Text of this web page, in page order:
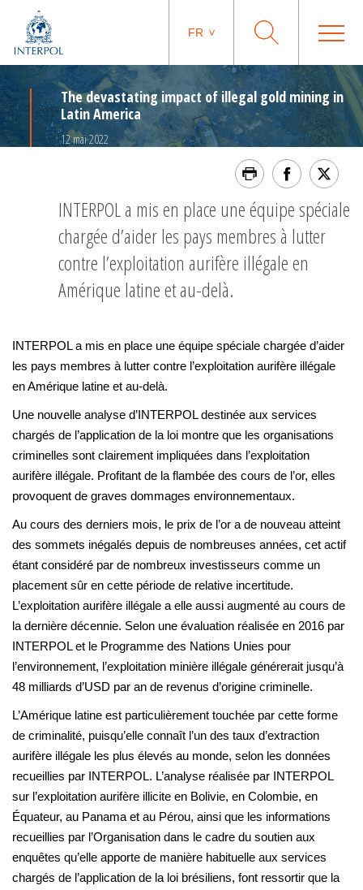
FR
The devastating impact of illegal gold mining in
Latin America
12 mai 2022
INTERPOL a mis en place une équipe spéciale
chargée d’aider les pays membres à lutter
contre l’exploitation aurifère illégale en
Amérique latine et au-delà.
INTERPOL a mis en place une équipe spéciale chargée d’aider
les pays membres à lutter contre l’exploitation aurifère illégale
en Amérique latine et au-delà.
Une nouvelle analyse d’INTERPOL destinée aux services
chargés de l’application de la loi montre que les organisations
criminelles sont clairement impliquées dans l’exploitation
aurifère illégale. Profitant de la flambée des cours de l’or, elles
provoquent de graves dommages environnementaux.
Au cours des derniers mois, le prix de l’or a de nouveau atteint
des sommets inégalés depuis de nombreuses années, cet actif
étant considéré par de nombreux investisseurs comme un
placement sûr en cette période de relative incertitude.
L’exploitation aurifère illégale a elle aussi augmenté au cours de
la dernière décennie. Selon une évaluation réalisée en 2016 par
INTERPOL et le Programme des Nations Unies pour
l’environnement, l’exploitation minière illégale générerait jusqu’à
48 milliards d’USD par an de revenus d’origine criminelle.
L’Amérique latine est particulièrement touchée par cette forme
de criminalité, puisqu’elle connaît l’un des taux d’extraction
aurifère illégale les plus élevés au monde, selon les données
recueillies par INTERPOL. L’analyse réalisée par INTERPOL
sur l’exploitation aurifère illicite en Bolivie, en Colombie, en
Équateur, au Panama et au Pérou, ainsi que les informations
recueillies par l’Organisation dans le cadre du soutien aux
enquêtes qu’elle apporte de manière habituelle aux services
chargés de l’application de la loi brésiliens, font ressortir que la